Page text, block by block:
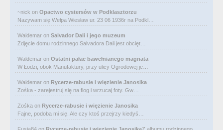
~nick on Opactwo cystersów w Podklasztorzu
Nazywam się Wełpa Wiesław ur. 23 06 1936r na Podkl…
Waldemar on Salvador Dali i jego muzeum
Zdjęcie domu rodzinnego Salvadora Dali jest obcięt…
Waldemar on Ostatni pałac bawełnianego magnata
W Łodzi, obok Manufaktury, przy ulicy Ogrodowej je…
Waldemar on Rycerze-rabusie i więzienie Janosika
Zośka - zarejestruj się na flog i wrzucaj foty. Gw…
Zośka on Rycerze-rabusie i więzienie Janosika
Fajne, podoba mi się. Ale czy ktoś przejrzy kiedyś…